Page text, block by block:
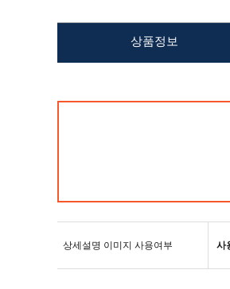
상세설명 이미지 사용여부 사
상품정보